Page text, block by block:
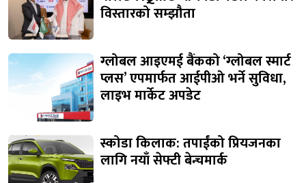
विस्तारको सम्झौता
ग्लोबल आइएमई बैंकको ‘ग्लोबल स्मार्ट
प्लस’ एपमार्फत आईपीओ भर्ने सुविधा,
लाइभ मार्केट अपडेट
स्कोडा किलाक: तपाईंको प्रियजनका
लागि नयाँ सेफ्टी बेन्चमार्क